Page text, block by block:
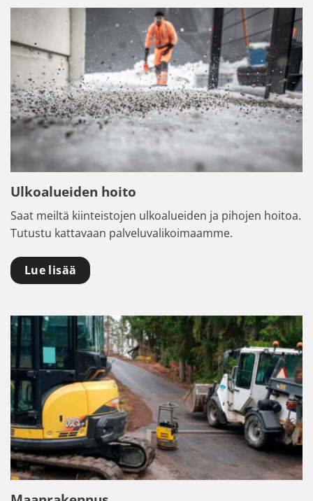
Ulkoalueiden hoito
Saat meiltä kiinteistojen ulkoalueiden ja pihojen hoitoa.
Tutustu kattavaan palveluvalikoimaamme.
Lue lisää